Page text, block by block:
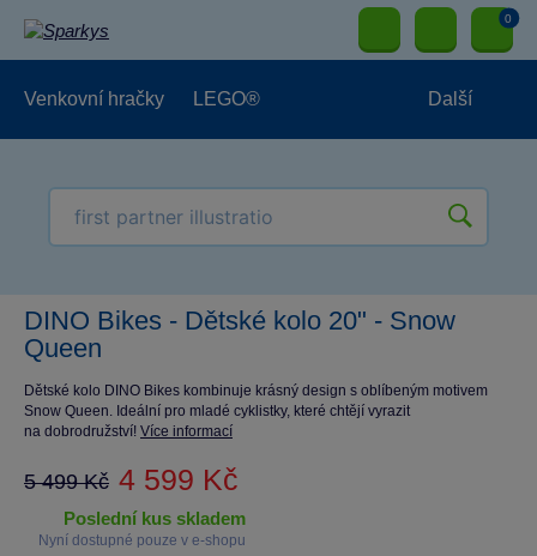
0
Venkovní hračky LEGO® Další
DINO Bikes - Dětské kolo 20" - Snow
Queen
Dětské kolo DINO Bikes kombinuje krásný design s oblíbeným motivem
Snow Queen. Ideální pro mladé cyklistky, které chtějí vyrazit
na dobrodružství! Více informací
5 499 Kč 4 599 Kč
poslední kus skladem
Nyní dostupné pouze v e-shopu